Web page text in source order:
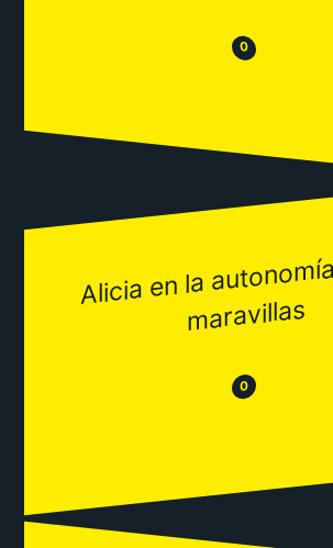
😒 0 😂
Alicia en la
mía de
maravillas
😒 0 😂